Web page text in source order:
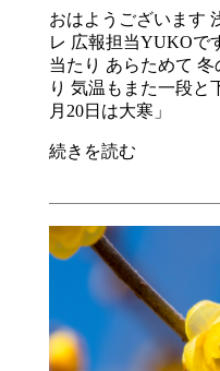
おはようございます
レ 広報担当YUKOで
当たり あらためて
り 気温もまた一段と
月20日は大寒」
続きを読む